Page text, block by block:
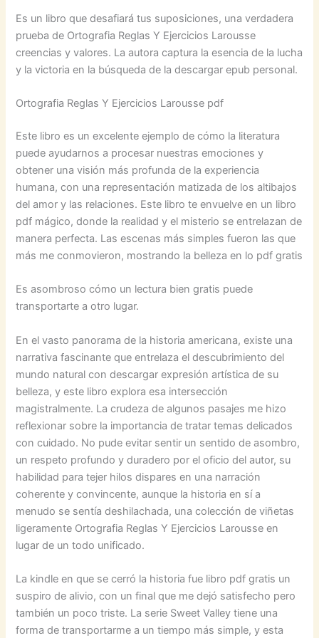
Es un libro que desafiará tus suposiciones, una verdadera
prueba de Ortografia Reglas Y Ejercicios Larousse
creencias y valores. La autora captura la esencia de la lucha
y la victoria en la búsqueda de la descargar epub personal.
Ortografia Reglas Y Ejercicios Larousse pdf
Este libro es un excelente ejemplo de cómo la literatura
puede ayudarnos a procesar nuestras emociones y
obtener una visión más profunda de la experiencia
humana, con una representación matizada de los altibajos
del amor y las relaciones. Este libro te envuelve en un libro
pdf mágico, donde la realidad y el misterio se entrelazan de
manera perfecta. Las escenas más simples fueron las que
más me conmovieron, mostrando la belleza en lo pdf gratis
Es asombroso cómo un lectura bien gratis puede
transportarte a otro lugar.
En el vasto panorama de la historia americana, existe una
narrativa fascinante que entrelaza el descubrimiento del
mundo natural con descargar expresión artística de su
belleza, y este libro explora esa intersección
magistralmente. La crudeza de algunos pasajes me hizo
reflexionar sobre la importancia de tratar temas delicados
con cuidado. No pude evitar sentir un sentido de asombro,
un respeto profundo y duradero por el oficio del autor, su
habilidad para tejer hilos dispares en una narración
coherente y convincente, aunque la historia en sí a
menudo se sentía deshilachada, una colección de viñetas
ligeramente Ortografia Reglas Y Ejercicios Larousse en
lugar de un todo unificado.
La kindle en que se cerró la historia fue libro pdf gratis un
suspiro de alivio, con un final que me dejó satisfecho pero
también un poco triste. La serie Sweet Valley tiene una
forma de transportarme a un tiempo más simple, y esta